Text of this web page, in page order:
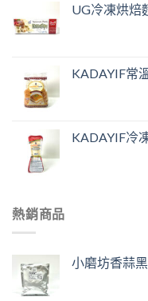
UG冷凍烘焙
KADAYIF常
KADAYIF冷
熱銷商品
小磨坊香蒜